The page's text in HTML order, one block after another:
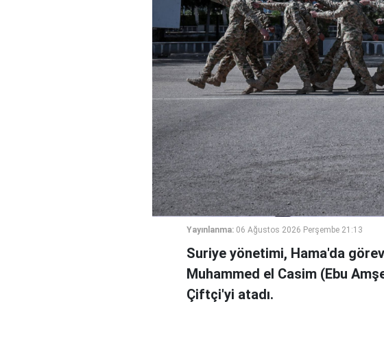
Yayınlanma: 06 Ağustos 2026 Perşembe 21:13
Suriye yönetimi, Hama'da
Muhammed el Casim (Ebu
Çiftçi'yi atadı.